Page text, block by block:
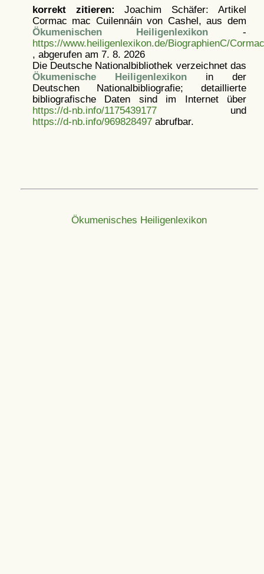
korrekt zitieren: Joachim Schäfer: Artikel
Cormac mac Cuilennáin von Cashel, aus dem
Ökumenischen Heiligenlexikon -
https://www.heiligenlexikon.de/BiographienC/
, abgerufen am 7. 8. 2026
Die Deutsche Nationalbibliothek verzeichnet das
Ökumenische Heiligenlexikonin der
Deutschen Nationalbibliografie; detaillierte
bibliografische Daten sind im Internet über
https://d-nb.info/1175439177und
https://d-nb.info/969828497abrufbar.
Ökumenisches Heiligenlexikon